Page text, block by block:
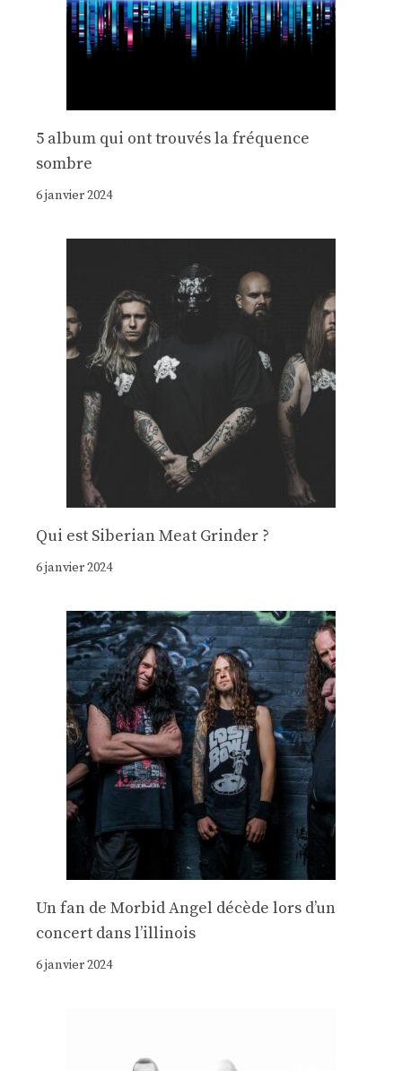
5 album qui ont trouvés la fréquence
sombre
6 janvier 2024
Qui est Siberian Meat Grinder ?
6 janvier 2024
Un fan de Morbid Angel décède lors d’un
concert dans l’illinois
6 janvier 2024